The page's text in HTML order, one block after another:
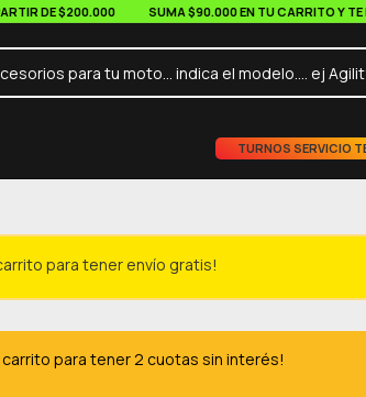
DE $200.000 SUMA $90.000 EN TU CARRITO Y TE LO
TURNOS SERVICIO
para tener envío gratis!
carrito para tener 2 cuotas sin interés!